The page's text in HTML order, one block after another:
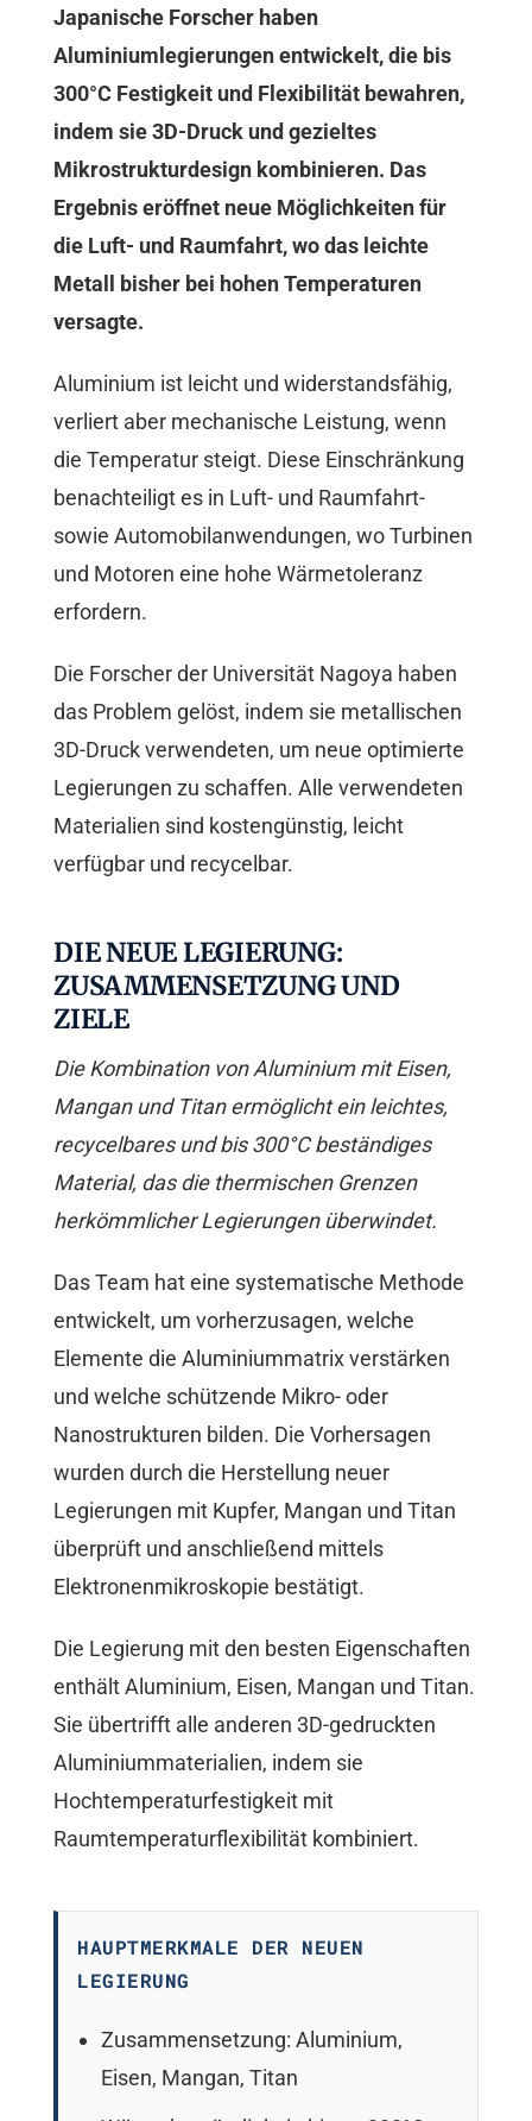
Japanische Forscher haben
Aluminiumlegierungen entwickelt, die bis
300°C Festigkeit und Flexibilität bewahren,
indem sie 3D-Druck und gezieltes
Mikrostrukturdesign kombinieren. Das
Ergebnis eröffnet neue Möglichkeiten für
die Luft- und Raumfahrt, wo das leichte
Metall bisher bei hohen Temperaturen
versagte.
Aluminium ist leicht und widerstandsfähig,
verliert aber mechanische Leistung, wenn
die Temperatur steigt. Diese Einschränkung
benachteiligt es in Luft- und Raumfahrt-
sowie Automobilanwendungen, wo Turbinen
und Motoren eine hohe Wärmetoleranz
erfordern.
Die Forscher der Universität Nagoya haben
das Problem gelöst, indem sie metallischen
3D-Druck verwendeten, um neue optimierte
Legierungen zu schaffen. Alle verwendeten
Materialien sind kostengünstig, leicht
verfügbar und recycelbar.
DIE NEUE LEGIERUNG:
ZUSAMMENSETZUNG UND
ZIELE
Die Kombination von Aluminium mit Eisen,
Mangan und Titan ermöglicht ein leichtes,
recycelbares und bis 300°C beständiges
Material, das die thermischen Grenzen
herkömmlicher Legierungen überwindet.
Das Team hat eine systematische Methode
entwickelt, um vorherzusagen, welche
Elemente die Aluminiummatrix verstärken
und welche schützende Mikro- oder
Nanostrukturen bilden. Die Vorhersagen
wurden durch die Herstellung neuer
Legierungen mit Kupfer, Mangan und Titan
überprüft und anschließend mittels
Elektronenmikroskopie bestätigt.
Die Legierung mit den besten Eigenschaften
enthält Aluminium, Eisen, Mangan und Titan.
Sie übertrifft alle anderen 3D-gedruckten
Aluminiummaterialien, indem sie
Hochtemperaturfestigkeit mit
Raumtemperaturflexibilität kombiniert.
HAUPTMERKMALE DER NEUEN
LEGIERUNG
Zusammensetzung: Aluminium,
Eisen, Mangan, Titan